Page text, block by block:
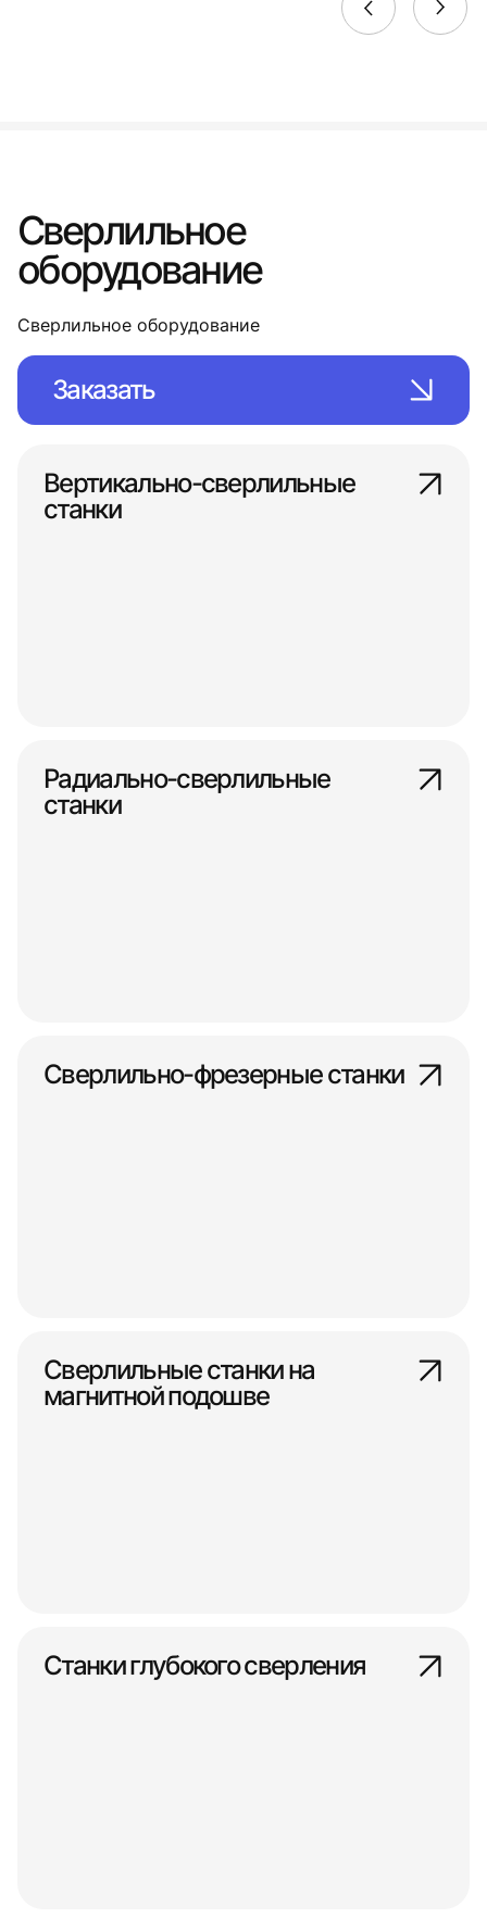
Сверлильное
оборудование
Сверлильное оборудование
Заказать
Вертикально-сверлильные
станки
Радиально-сверлильные
станки
Сверлильно-фрезерные станки
Сверлильные станки на
магнитной подошве
Станки глубокого сверления